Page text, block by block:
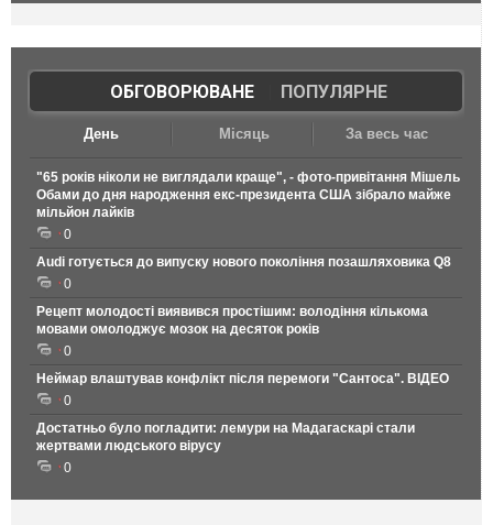
ОБГОВОРЮВАНЕ| ПОПУЛЯРНЕ
День Місяць За весь час
"65 років ніколи не виглядали краще", - фото-привітання Мішель
Обами до дня народження екс-президента США зібрало майже
мільйон лайків
0
Audi готується до випуску нового покоління позашляховика Q8
0
Рецепт молодості виявився простішим: володіння кількома
мовами омолоджує мозок на десяток років
0
Неймар влаштував конфлікт після перемоги "Сантоса". ВІДЕО
0
Достатньо було погладити: лемури на Мадагаскарі стали
жертвами людського вірусу
0